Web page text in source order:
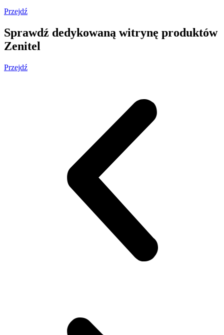
Przejdź
Sprawdź dedykowaną witrynę produktów
Zenitel
Przejdź